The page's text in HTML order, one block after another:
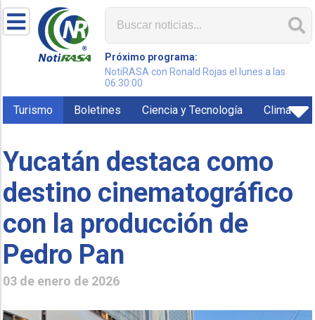
Próximo programa:
NotiRASA con Ronald Rojas el lunes a las
06:30:00
Turismo Boletines Ciencia y Tecnología Clima
Yucatán destaca como
destino cinematográfico
con la producción de
Pedro Pan
03 de enero de 2026